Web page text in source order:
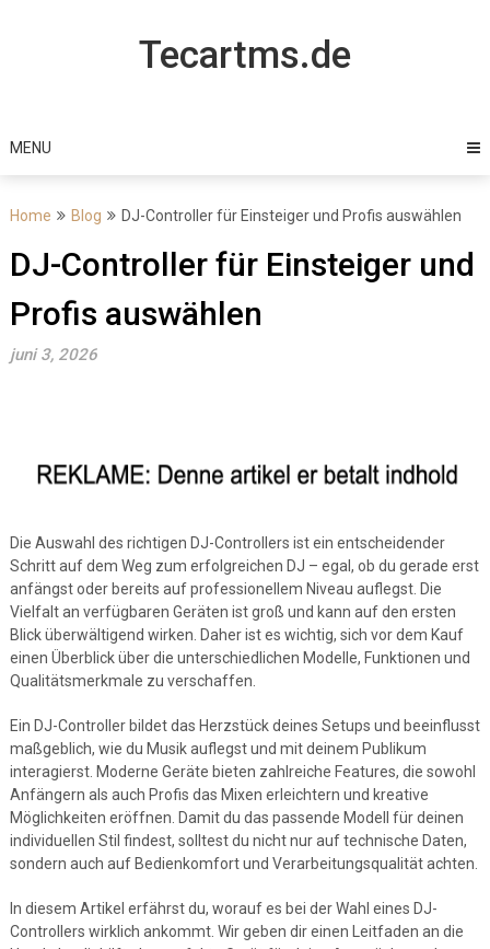
Tecartms.de
MENU
Home Blog DJ-Controller für Einsteiger und Profis auswählen
DJ-Controller für Einsteiger und
Profis auswählen
juni 3, 2026
Die Auswahl des richtigen DJ-Controllers ist ein entscheidender
Schritt auf dem Weg zum erfolgreichen DJ – egal, ob du gerade erst
anfängst oder bereits auf professionellem Niveau auflegst. Die
Vielfalt an verfügbaren Geräten ist groß und kann auf den ersten
Blick überwältigend wirken. Daher ist es wichtig, sich vor dem Kauf
einen Überblick über die unterschiedlichen Modelle, Funktionen und
Qualitätsmerkmale zu verschaffen.
Ein DJ-Controller bildet das Herzstück deines Setups und beeinflusst
maßgeblich, wie du Musik auflegst und mit deinem Publikum
interagierst. Moderne Geräte bieten zahlreiche Features, die sowohl
Anfängern als auch Profis das Mixen erleichtern und kreative
Möglichkeiten eröffnen. Damit du das passende Modell für deinen
individuellen Stil findest, solltest du nicht nur auf technische Daten,
sondern auch auf Bedienkomfort und Verarbeitungsqualität achten.
In diesem Artikel erfährst du, worauf es bei der Wahl eines DJ-
Controllers wirklich ankommt. Wir geben dir einen Leitfaden an die